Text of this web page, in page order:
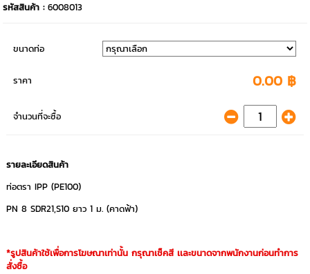
รหัสสินค้า :6008013
ขนาดท่อ
ราคา 0.00 ฿
จำนวนที่จะซื้อ
รายละเอียดสินค้า
ท่อตรา IPP (PE100)
PN 8 SDR21,S10 ยาว 1 ม. (คาดฟ้า)
*รูปสินค้าใช้เพื่อการโฆษณาเท่านั้น กรุณาเช็คสี เเละขนาดจากพนักงานก่อนทำการ
สั่งซื้อ